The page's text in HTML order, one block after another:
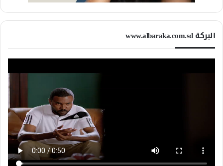
البركة www.albaraka.com.sd